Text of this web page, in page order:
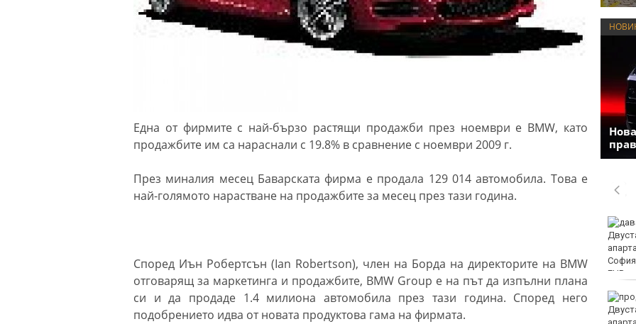
Една от фирмите с най-бързо растящи продажби през ноември е BMW, като
продажбите им са нараснали с 19.8% в сравнение с ноември 2009 г.
През миналия месец Баварската фирма е продала 129 014 автомобила. Това е
най-голямото нарастване на продажбите за месец през тази година.
Според Иън Робертсън (Ian Robertson), член на Борда на директорите на BMW
отговарящ за маркетинга и продажбите, BMW Group е на път да изпълни плана
си и да продаде 1.4 милиона автомобила през тази година. Според него
подобрението идва от новата продуктова гама на фирмата.
МО: Дронът край